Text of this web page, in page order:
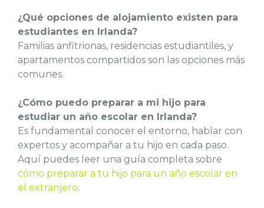
¿Qué opciones de alojamiento existen para
estudiantes en Irlanda?
Familias anfitrionas, residencias estudiantiles, y
apartamentos compartidos son las opciones más
comunes.
¿Cómo puedo preparar a mi hijo para
estudiar un año escolar en Irlanda?
Es fundamental conocer el entorno, hablar con
expertos y acompañar a tu hijo en cada paso.
Aquí puedes leer una guía completa sobre
cómo preparar a tu hijo para un año escolar en
el extranjero.